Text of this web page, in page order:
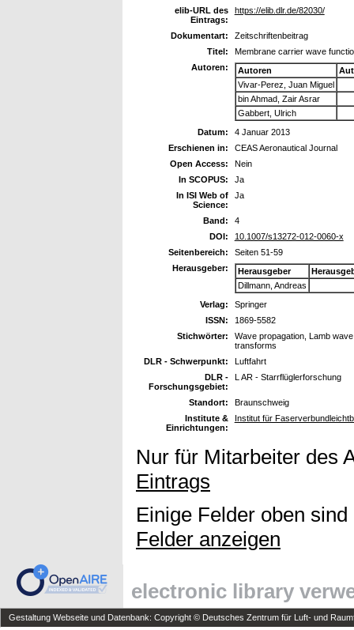
elib-URL des
Eintrags:
https://elib.dlr.de/82030/
Dokumentart:
Zeitschriftenbeitrag
Titel:
Membrane carrier wave
Autoren:
Autoren
Vivar-Perez, Juan Miguel
bin Ahmad, Zair Asrar
Gabbert, Ulrich
Datum:
4 Januar 2013
Erschienen in:
CEAS Aeronautical Journal
Open Access:
Nein
In SCOPUS:
Ja
In ISI Web of
Science:
Ja
Band:
4
DOI:
10.1007/s13272-012-0060-x
Seitenbereich:
Seiten 51-59
Herausgeber:
Herausgeber
Dillmann, Andreas
Verlag:
Springer
ISSN:
1869-5582
Stichwörter:
Wave propagation, Lamb
transforms
DLR - Schwerpunkt:
Luftfahrt
DLR -
Forschungsgebiet:
L AR - Starrflüglerforschung
Standort:
Braunschweig
Institute &
Einrichtungen:
Institut für
Nur für Mitarbeiter des
Eintrags
Einige Felder oben
Felder anzeigen
electronic library
Gestaltung Webseite und Datenbank: Copyright © Deutsches Zentrum für Luft- und